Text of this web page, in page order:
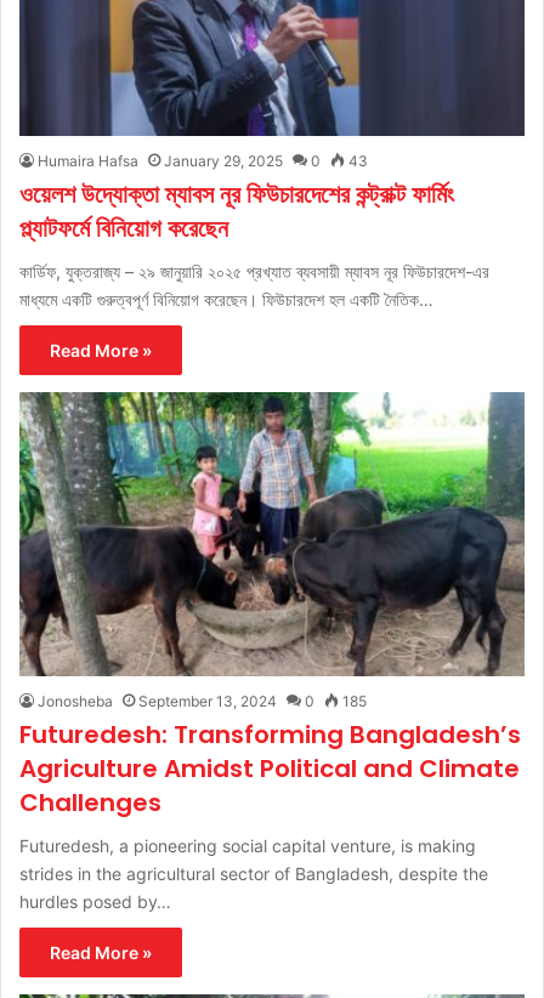
Humaira Hafsa January 29, 2025 0 43
ওয়েলশ উদ্যোক্তা ম্যাবস নূর ফিউচারদেশের কন্ট্রাক্ট ফার্মিং
প্ল্যাটফর্মে বিনিয়োগ করেছেন
কার্ডিফ, যুক্তরাজ্য – ২৯ জানুয়ারি ২০২৫ প্রখ্যাত ব্যবসায়ী ম্যাবস নূর ফিউচারদেশ-এর
মাধ্যমে একটি গুরুত্বপূর্ণ বিনিয়োগ করেছেন। ফিউচারদেশ হল একটি নৈতিক…
Read More »
Jonosheba September 13, 2024 0 185
Futuredesh: Transforming Bangladesh’s
Agriculture Amidst Political and Climate
Challenges
Futuredesh, a pioneering social capital venture, is making
strides in the agricultural sector of Bangladesh, despite the
hurdles posed by…
Read More »